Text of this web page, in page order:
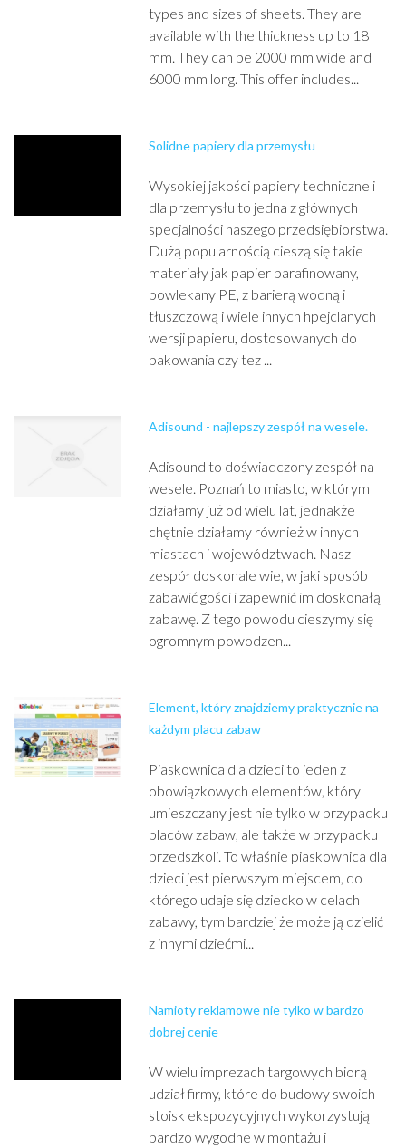
types and sizes of sheets. They are
available with the thickness up to 18
mm. They can be 2000 mm wide and
6000 mm long. This offer includes...
Solidne papiery dla przemysłu
Wysokiej jakości papiery techniczne i
dla przemysłu to jedna z głównych
specjalności naszego przedsiębiorstwa.
Dużą popularnością cieszą się takie
materiały jak papier parafinowany,
powlekany PE, z barierą wodną i
tłuszczową i wiele innych hpejclanych
wersji papieru, dostosowanych do
pakowania czy tez ...
Adisound - najlepszy zespół na wesele.
Adisound to doświadczony zespół na
wesele. Poznań to miasto, w którym
działamy już od wielu lat, jednakże
chętnie działamy również w innych
miastach i województwach. Nasz
zespół doskonale wie, w jaki sposób
zabawić gości i zapewnić im doskonałą
zabawę. Z tego powodu cieszymy się
ogromnym powodzen...
Element, który znajdziemy praktycznie na
każdym placu zabaw
Piaskownica dla dzieci to jeden z
obowiązkowych elementów, który
umieszczany jest nie tylko w przypadku
placów zabaw, ale także w przypadku
przedszkoli. To właśnie piaskownica dla
dzieci jest pierwszym miejscem, do
którego udaje się dziecko w celach
zabawy, tym bardziej że może ją dzielić
z innymi dziećmi...
Namioty reklamowe nie tylko w bardzo
dobrej cenie
W wielu imprezach targowych biorą
udział firmy, które do budowy swoich
stoisk ekspozycyjnych wykorzystują
bardzo wygodne w montażu i